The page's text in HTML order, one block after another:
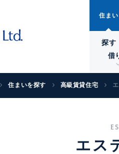
住まい
探す
借
住まいを探す 高級賃貸住宅
エス